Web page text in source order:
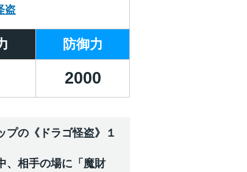
盗
防御力
2000
プの《ドラゴ怪盗》１
、相手の場に「魔財